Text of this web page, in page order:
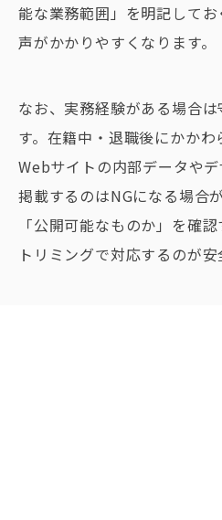
能な業務範囲」を明記して
声がかかりやすくなります。
なお、実務経験がある場合
す。在籍中・退職後にかか
Webサイトの内部データや
掲載するのはNGになる場合
「公開可能なものか」を確
トリミングで対応するのが安